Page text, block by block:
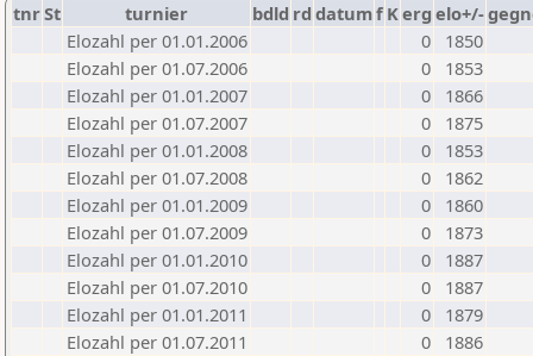
tnrSt turnier bdld rd datumf Kerg elo+/-
Elozahl per 01.01.2006
0
1850
Elozahl per 01.07.2006
0
1853
Elozahl per 01.01.2007
0
1866
Elozahl per 01.07.2007
0
1875
Elozahl per 01.01.2008
0
1853
Elozahl per 01.07.2008
0
1862
Elozahl per 01.01.2009
0
1860
Elozahl per 01.07.2009
0
1873
Elozahl per 01.01.2010
0
1887
Elozahl per 01.07.2010
0
1887
Elozahl per 01.01.2011
0
1879
Elozahl per 01.07.2011
0
1886